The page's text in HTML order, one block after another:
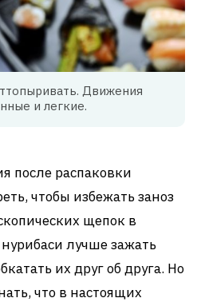
Движения
и легкие.
после распаковки
чтобы избежать заноз
щепок в
лучше зажать
их друг об друга. Но
что в настоящих